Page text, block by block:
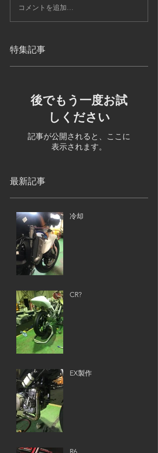
コメントを追加…
特集記事
後でもう一度お試
しください
記事が公開されると、ここに
表示されます。
最新記事
冷却
CR?
EX製作